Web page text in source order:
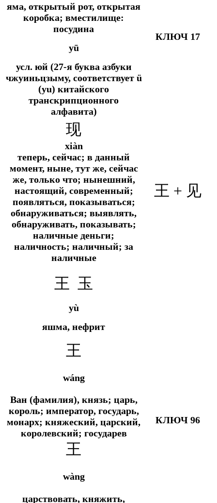
яма, открытый рот, открытая
коробка; вместилище:
посудина
yū
усл. юй (27-я буква азбуки
чжуиньцзыму, соответствует ü
(yu) китайского
транскрипционного
алфавита)
КЛЮЧ 17
现
xiàn
теперь, сейчас; в данный
момент, ныне, тут же, сейчас
же, только что; нынешний,
настоящий, современный;
появляться, показываться;
обнаруживаться; выявлять,
обнаруживать, показывать;
наличные деньги;
наличность; наличный; за
наличные
王 + 见
王 玉
yù
яшма, нефрит
王
wáng
Ван (фамилия), князь; царь,
король; император, государь,
монарх; княжеский, царский,
королевский; государев
王
wàng
царствовать, княжить,
КЛЮЧ 96